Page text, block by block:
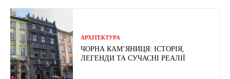
АРХІТЕКТУРА
ЧОРНА КАМ’ЯНИЦЯ: ІСТОРІЯ,
ЛЕГЕНДИ ТА СУЧАСНІ РЕАЛІЇ